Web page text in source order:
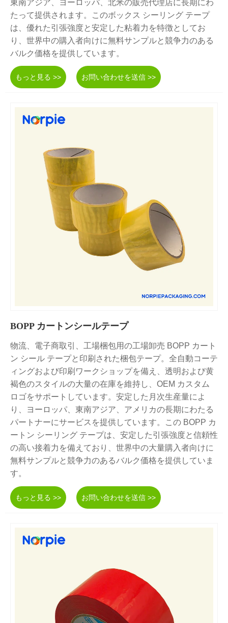
東南アジア、ヨーロッパ、北米の販売代理店に長期にわ
たって提供されます。このボックス シーリング テープ
は、優れた引張強度と安定した粘着力を特徴としてお
り、世界中の購入者向けに無料サンプルと競争力のある
バルク価格を提供しています。
もっと見る >> お問い合わせを送信 >>
BOPP カートンシールテープ
物流、電子商取引、工場梱包用の工場卸売 BOPP カート
ン シール テープと印刷された梱包テープ。全自動コーテ
ィングおよび印刷ワークショップを備え、透明および黄
褐色のスタイルの大量の在庫を維持し、OEM カスタム
ロゴをサポートしています。安定した月次生産量によ
り、ヨーロッパ、東南アジア、アメリカの長期にわたる
パートナーにサービスを提供しています。この BOPP カ
ートン シーリング テープは、安定した引張強度と信頼性
の高い接着力を備えており、世界中の大量購入者向けに
無料サンプルと競争力のあるバルク価格を提供していま
す。
もっと見る >> お問い合わせを送信 >>